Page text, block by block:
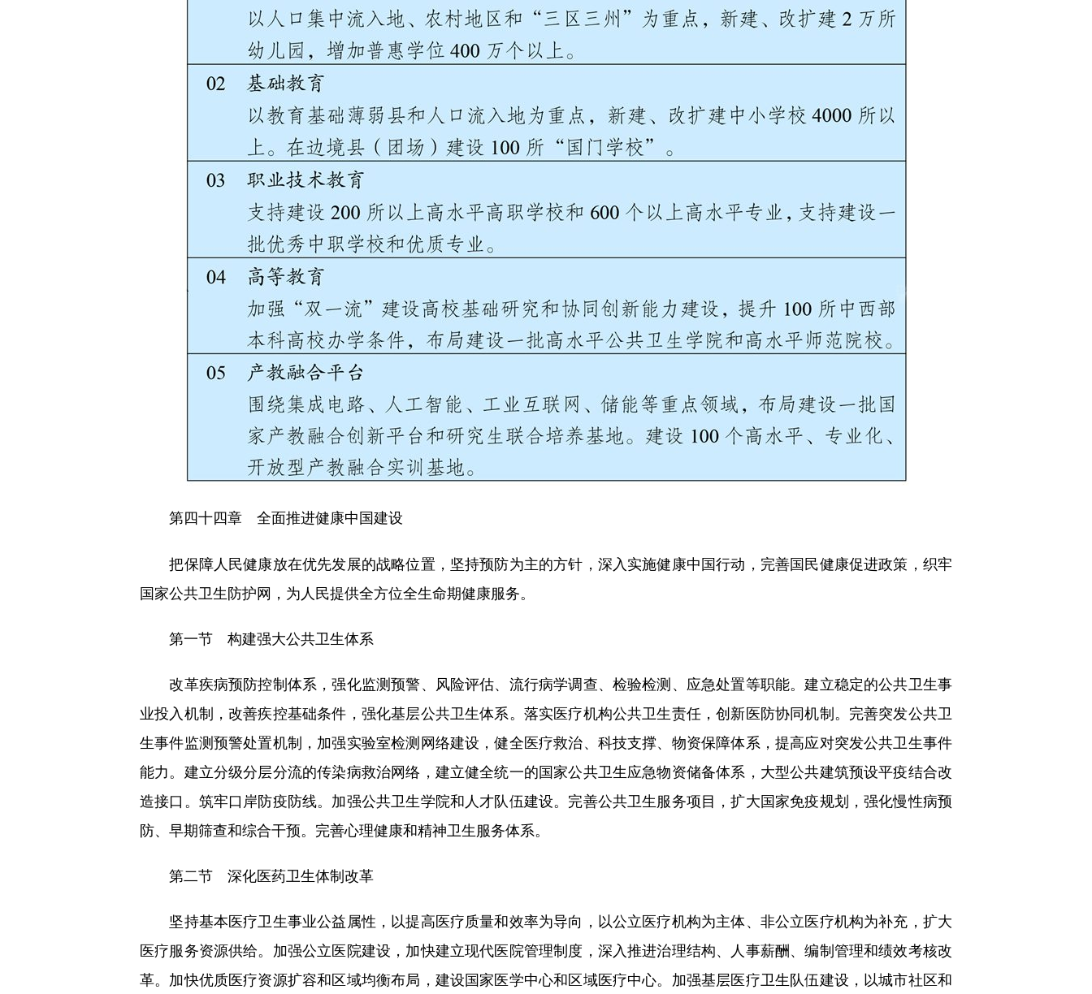
第四十四章 全面推进健康中国建设
把保障人民健康放在优先发展的战略位置，坚持预防为主的方针，深入实施健康中国行动，完善国民健康促进政策，织牢
国家公共卫生防护网，为人民提供全方位全生命期健康服务。
第一节 构建强大公共卫生体系
改革疾病预防控制体系，强化监测预警、风险评估、流行病学调查、检验检测、应急处置等职能。建立稳定的公共卫生事
业投入机制，改善疾控基础条件，强化基层公共卫生体系。落实医疗机构公共卫生责任，创新医防协同机制。完善突发公共卫
生事件监测预警处置机制，加强实验室检测网络建设，健全医疗救治、科技支撑、物资保障体系，提高应对突发公共卫生事件
能力。建立分级分层分流的传染病救治网络，建立健全统一的国家公共卫生应急物资储备体系，大型公共建筑预设平疫结合改
造接口。筑牢口岸防疫防线。加强公共卫生学院和人才队伍建设。完善公共卫生服务项目，扩大国家免疫规划，强化慢性病预
防、早期筛查和综合干预。完善心理健康和精神卫生服务体系。
第二节 深化医药卫生体制改革
坚持基本医疗卫生事业公益属性，以提高医疗质量和效率为导向，以公立医疗机构为主体、非公立医疗机构为补充，扩大
医疗服务资源供给。加强公立医院建设，加快建立现代医院管理制度，深入推进治理结构、人事薪酬、编制管理和绩效考核改
革。加快优质医疗资源扩容和区域均衡布局，建设国家医学中心和区域医疗中心。加强基层医疗卫生队伍建设，以城市社区和